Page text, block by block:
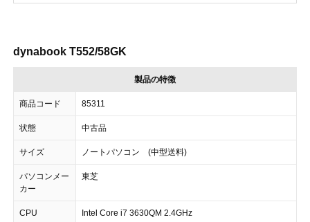
dynabook T552/58GK
製品の特徴
商品コード 85311
状態 中古品
サイズ ノートパソコン (中型送料)
パソコンメー
カー
東芝
CPU Intel Core i7 3630QM 2.4GHz